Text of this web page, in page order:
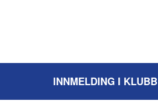
INNMELDING I KLUBB